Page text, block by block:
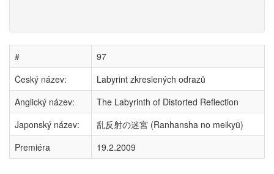
#
97
Český název:
Labyrint zkreslených odrazů
Anglický název:
The Labyrinth of Distorted Reflection
Japonský název:
乱反射の迷宮 (Ranhansha no meikyū)
Premiéra
19.2.2009